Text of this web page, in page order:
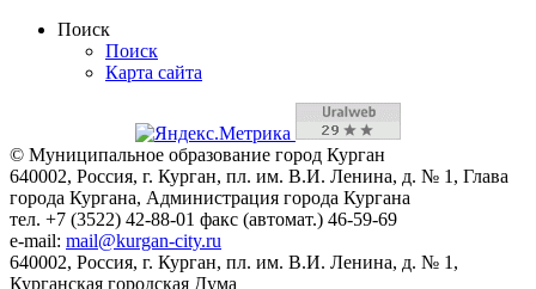
Поиск
Поиск
Карта сайта
© Муниципальное образование город Курган
640002, Россия, г. Курган, пл. им. В.И. Ленина, д. № 1, Глава
города Кургана, Администрация города Кургана
тел. +7 (3522) 42-88-01 факс (автомат.) 46-59-69
e-mail: mail@kurgan-city.ru
640002, Россия, г. Курган, пл. им. В.И. Ленина, д. № 1,
Курганская городская Дума